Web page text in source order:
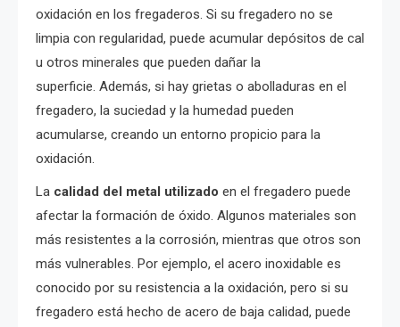
oxidación en los fregaderos. Si su fregadero no se
limpia con regularidad, puede acumular depósitos de cal
u otros minerales que pueden dañar la
superficie. Además, si hay grietas o abolladuras en el
fregadero, la suciedad y la humedad pueden
acumularse, creando un entorno propicio para la
oxidación.
La calidad del metal utilizado en el fregadero puede
afectar la formación de óxido. Algunos materiales son
más resistentes a la corrosión, mientras que otros son
más vulnerables. Por ejemplo, el acero inoxidable es
conocido por su resistencia a la oxidación, pero si su
fregadero está hecho de acero de baja calidad, puede